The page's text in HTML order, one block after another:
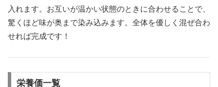
入れます。お互いが温かい状態のときに合わせることで、
驚くほど味が奥まで染み込みます。全体を優しく混ぜ合わ
せれば完成です！
栄養価一覧